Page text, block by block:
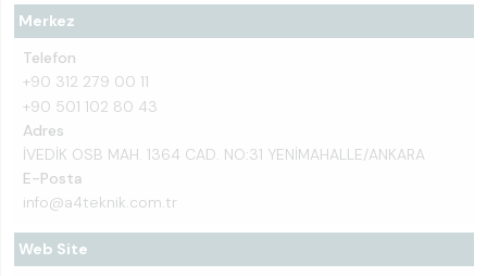
Merkez
Telefon
+90 312 279 00 11
+90 501 102 80 43
Adres
İVEDİK OSB MAH. 1364 CAD. NO:31 YENİMAHALLE/ANKARA
E-Posta
info@a4teknik.com.tr
Web Site